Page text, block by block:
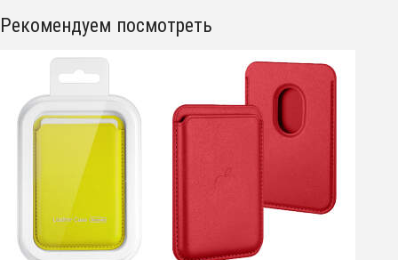
Рекомендуем посмотреть